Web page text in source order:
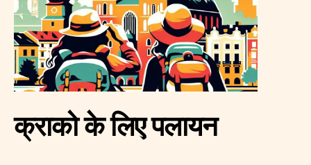
क्राको के लिए पलायन